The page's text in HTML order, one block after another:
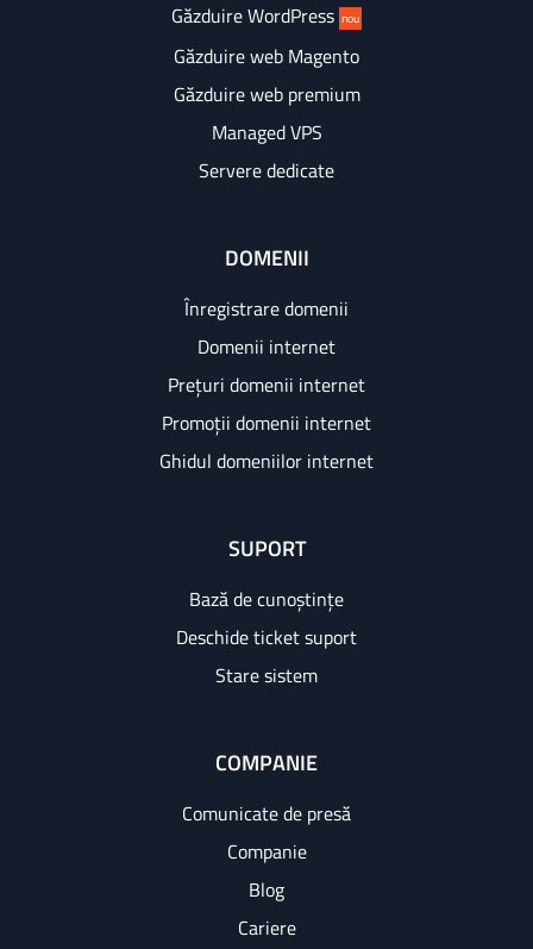
Găzduire WordPress nou
Găzduire web Magento
Găzduire web premium
Managed VPS
Servere dedicate
DOMENII
Înregistrare domenii
Domenii internet
Prețuri domenii internet
Promoții domenii internet
Ghidul domeniilor internet
SUPORT
Bază de cunoștințe
Deschide ticket suport
Stare sistem
COMPANIE
Comunicate de presă
Companie
Blog
Cariere